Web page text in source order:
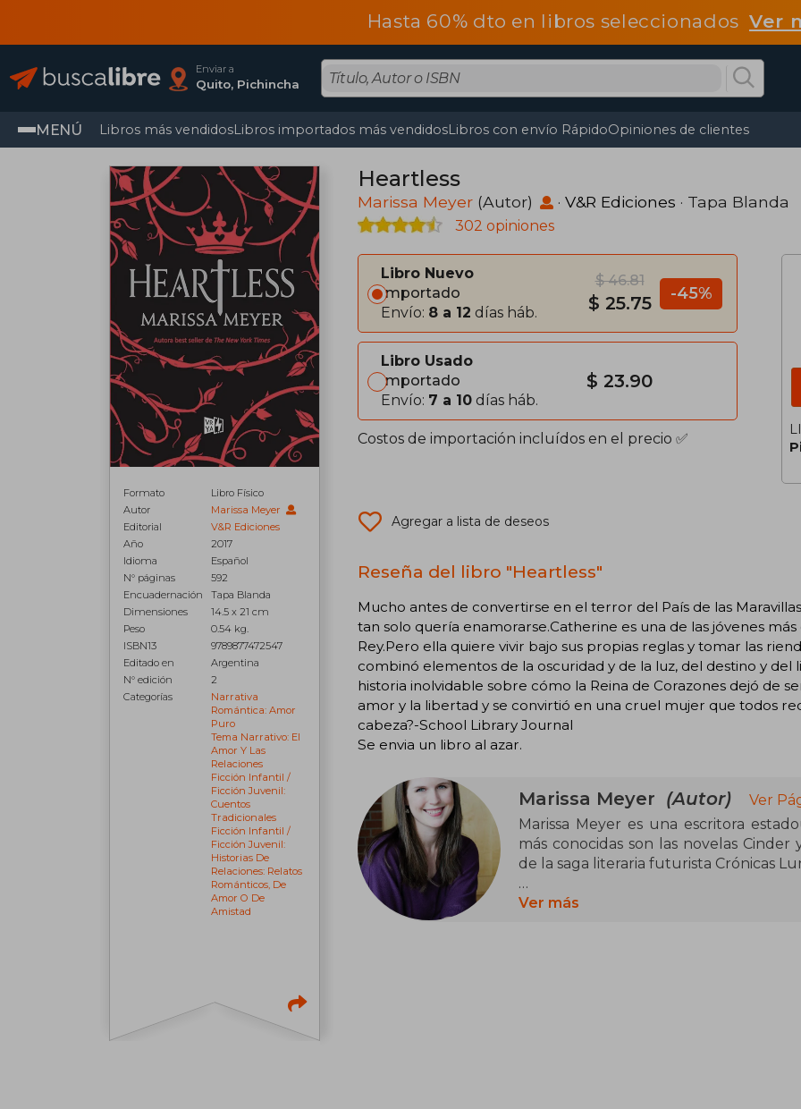
Hasta 60% dto en libros seleccionadosVer
Enviar a
Quito, Pichincha
MENÚ Libros más vendidosLibros importados más vendidosLibros con envío RápidoOpiniones de clientes
Formato
Libro Físico
Autor
Marissa Meyer
Editorial
V&R Ediciones
Año
2017
Idioma
Español
N° páginas
592
Encuadernación
Tapa Blanda
Dimensiones
14.5 x 21 cm
Peso
0.54 kg.
ISBN13
9789877472547
Editado en
Argentina
N° edición
2
Categorías
Narrativa
Romántica: Amor
Puro
Tema Narrativo: El
Amor Y Las
Relaciones
Ficción Infantil /
Ficción Juvenil:
Cuentos
Tradicionales
Ficción Infantil /
Ficción Juvenil:
Historias De
Relaciones: Relatos
Románticos, De
Amor O De
Amistad
Heartless
Marissa Meyer (Autor) · V&R Ediciones · Tapa Blanda
302 opiniones
Libro Nuevo
Importado
Envío: 8 a 12 días háb.
$ 46.81
$ 25.75 -45%
Libro Usado
Importado
Envío: 7 a 10 días háb.
$ 23.90
Costos de importación incluídos en el precio ✅
Agregar a lista de deseos
Reseña del libro "Heartless"
Mucho antes de convertirse en el terror del País de las
tan solo quería enamorarse.Catherine es una de las jóvenes más
Rey.Pero ella quiere vivir bajo sus propias reglas y tomar las
combinó elementos de la oscuridad y de la luz, del destino y
historia inolvidable sobre cómo la Reina de Corazones dejó de
amor y la libertad y se convirtió en una cruel mujer que todos
cabeza?-School Library Journal
Se envia un libro al azar.
Marissa Meyer (Autor)
Ver
Marissa Meyer es una escritora
más conocidas son las novelas
de la saga literaria futurista Crónicas
Meyer nació en Tacoma y asistió a la
Ver más